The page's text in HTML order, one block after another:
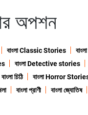
অপশন
বাংলা Classic Stories
বাংলা Detective stories
বাংলা চিঠি বাংলা Horror
বাংলা প্রাণী বাংলা জ্যোতিষ